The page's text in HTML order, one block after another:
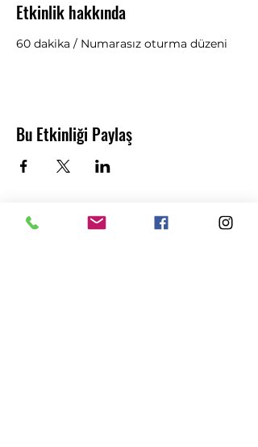
Etkinlik hakkında
60 dakika / Numarasız oturma düzeni
Bu Etkinliği Paylaş
Abonelik Formu